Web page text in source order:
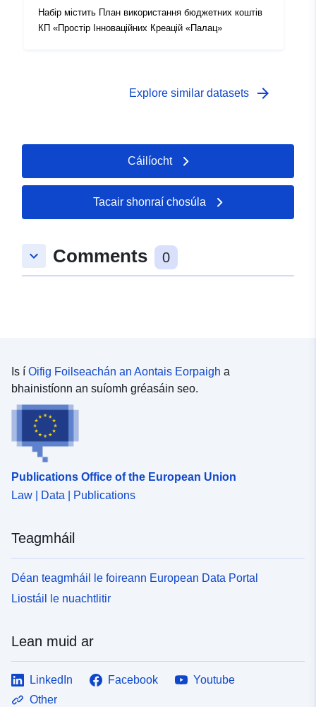
Набір містить План використання бюджетних коштів
КП «Простір Інноваційних Креацій «Палац»
Explore similar datasets arrow_forward
Cáilíocht
Tacair shonraí chosúla
keyboard_arrow_down Comments 0
Is í Oifig Foilseachán an Aontais Eorpaigh a
bhainistíonn an suíomh gréasáin seo.
Publications Office of the European Union
Law | Data | Publications
Teagmháil
Déan teagmháil le foireann European Data Portal
Liostáil le nuachtlitir
Lean muid ar
LinkedIn Facebook
Youtube
Other